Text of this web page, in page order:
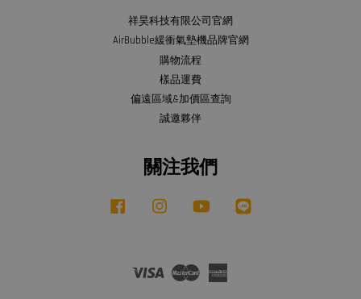
祥昊科技有限公司官網
AirBubble緩衝氣墊機品牌官網
購物流程
樣品運費
偏遠區域&加價區查詢
誠邀夥伴
關注我們
Facebook Instagram YouTube
Visa Master